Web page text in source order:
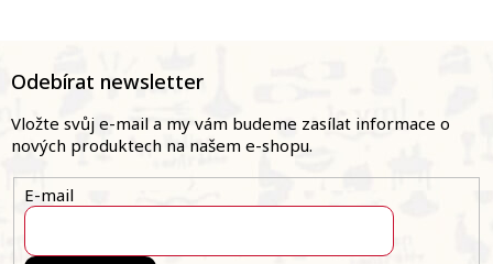
a
Odebírat newsletter
Vložte svůj e-mail a my vám budeme zasílat informace o
nových produktech na našem e-shopu.
E-mail